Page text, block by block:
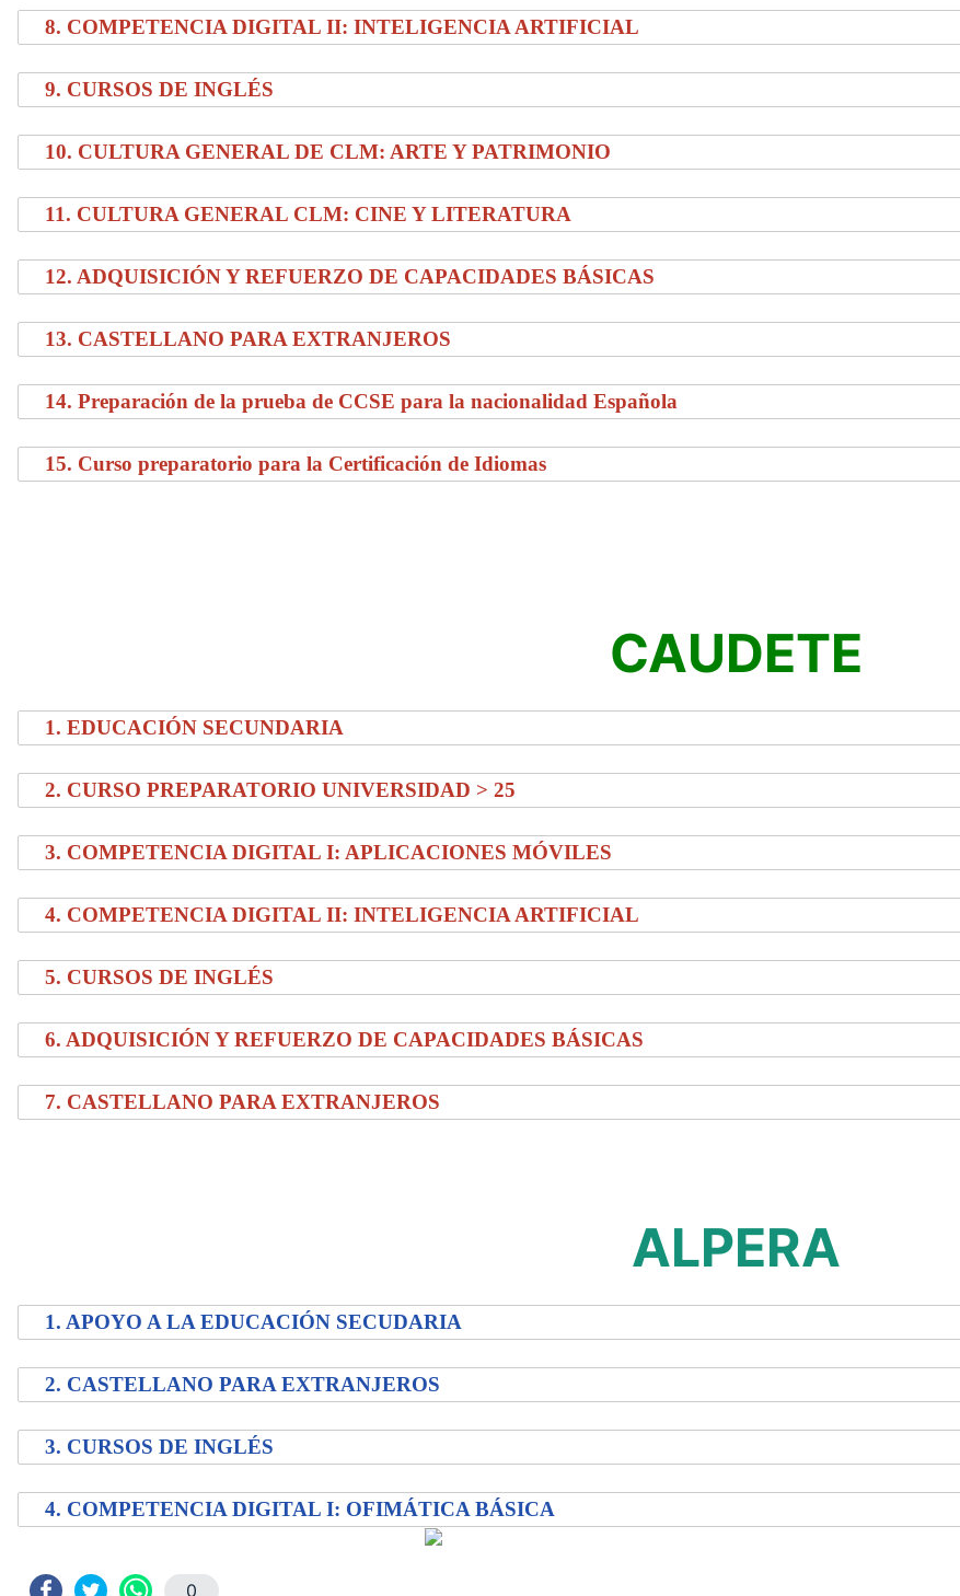
8. COMPETENCIA DIGITAL II: INTELIGENCIA ARTIFICIAL
9. CURSOS DE INGLÉS
10. CULTURA GENERAL DE CLM: ARTE Y PATRIMONIO
11. CULTURA GENERAL CLM: CINE Y LITERATURA
12. ADQUISICIÓN Y REFUERZO DE CAPACIDADES BÁSICAS
13. CASTELLANO PARA EXTRANJEROS
14. Preparación de la prueba de CCSE para la nacionalidad Española
15. Curso preparatorio para la Certificación de Idiomas
CAUDETE
1. EDUCACIÓN SECUNDARIA
2. CURSO PREPARATORIO UNIVERSIDAD > 25
3. COMPETENCIA DIGITAL I: APLICACIONES MÓVILES
4. COMPETENCIA DIGITAL II: INTELIGENCIA ARTIFICIAL
5. CURSOS DE INGLÉS
6. ADQUISICIÓN Y REFUERZO DE CAPACIDADES BÁSICAS
7. CASTELLANO PARA EXTRANJEROS
ALPERA
1. APOYO A LA EDUCACIÓN SECUDARIA
2. CASTELLANO PARA EXTRANJEROS
3. CURSOS DE INGLÉS
4. COMPETENCIA DIGITAL I: OFIMÁTICA BÁSICA
0